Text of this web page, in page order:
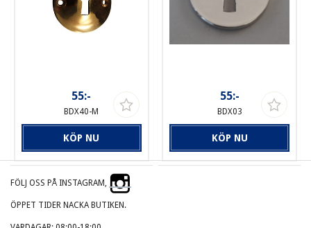
55:-
BDX40-M
KÖP NU
55:-
BDX03
KÖP NU
FÖLJ OSS PÅ INSTAGRAM,
ÖPPET TIDER NACKA BUTIKEN.